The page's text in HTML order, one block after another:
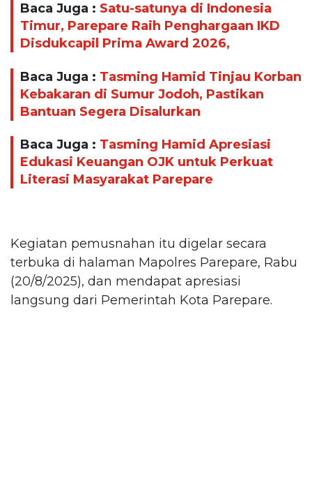
Baca Juga : Satu-satunya di Indonesia
Timur, Parepare Raih Penghargaan IKD
Disdukcapil Prima Award 2026,
Baca Juga : Tasming Hamid Tinjau Korban
Kebakaran di Sumur Jodoh, Pastikan
Bantuan Segera Disalurkan
Baca Juga : Tasming Hamid Apresiasi
Edukasi Keuangan OJK untuk Perkuat
Literasi Masyarakat Parepare
Kegiatan pemusnahan itu digelar secara
terbuka di halaman Mapolres Parepare, Rabu
(20/8/2025), dan mendapat apresiasi
langsung dari Pemerintah Kota Parepare.